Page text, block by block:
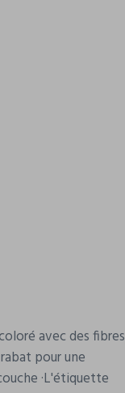
avec des fibres
pour une
·L'étiquette